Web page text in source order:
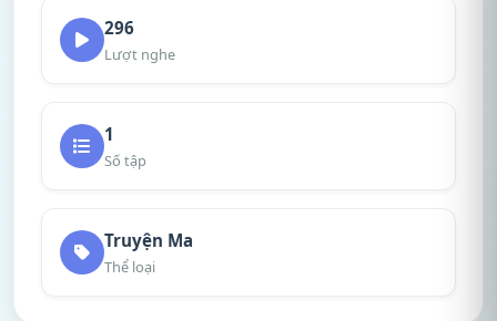
296
Lượt nghe
1
Số tập
Truyện Ma
Thể loại